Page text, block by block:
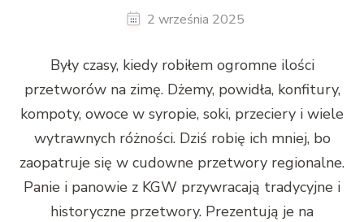
2 września 2025
Były czasy, kiedy robiłem ogromne ilości
przetworów na zimę. Dżemy, powidła, konfitury,
kompoty, owoce w syropie, soki, przeciery i wiele
wytrawnych różności. Dziś robię ich mniej, bo
zaopatruje się w cudowne przetwory regionalne.
Panie i panowie z KGW przywracają tradycyjne i
historyczne przetwory. Prezentują je na